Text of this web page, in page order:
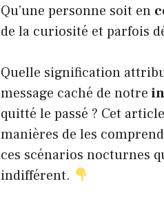
Qu’une personne soit en
de la curiosité et parfois
Quelle signification
message caché de notre
quitté le passé ? Cet
manières de les
ces scénarios nocturnes
indifférent.